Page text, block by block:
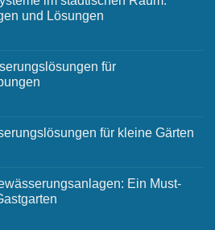
für
Sportplätzeund Lösungen
für
städtischen
Raum:
Herausforderungen
Lösungen
für
für
Bewässerungslösungen
Geschäftsumgebungen
für kleine Gärten
für
Bewässerungslösungen
für
kleine
Gärten
Ein Must-
für